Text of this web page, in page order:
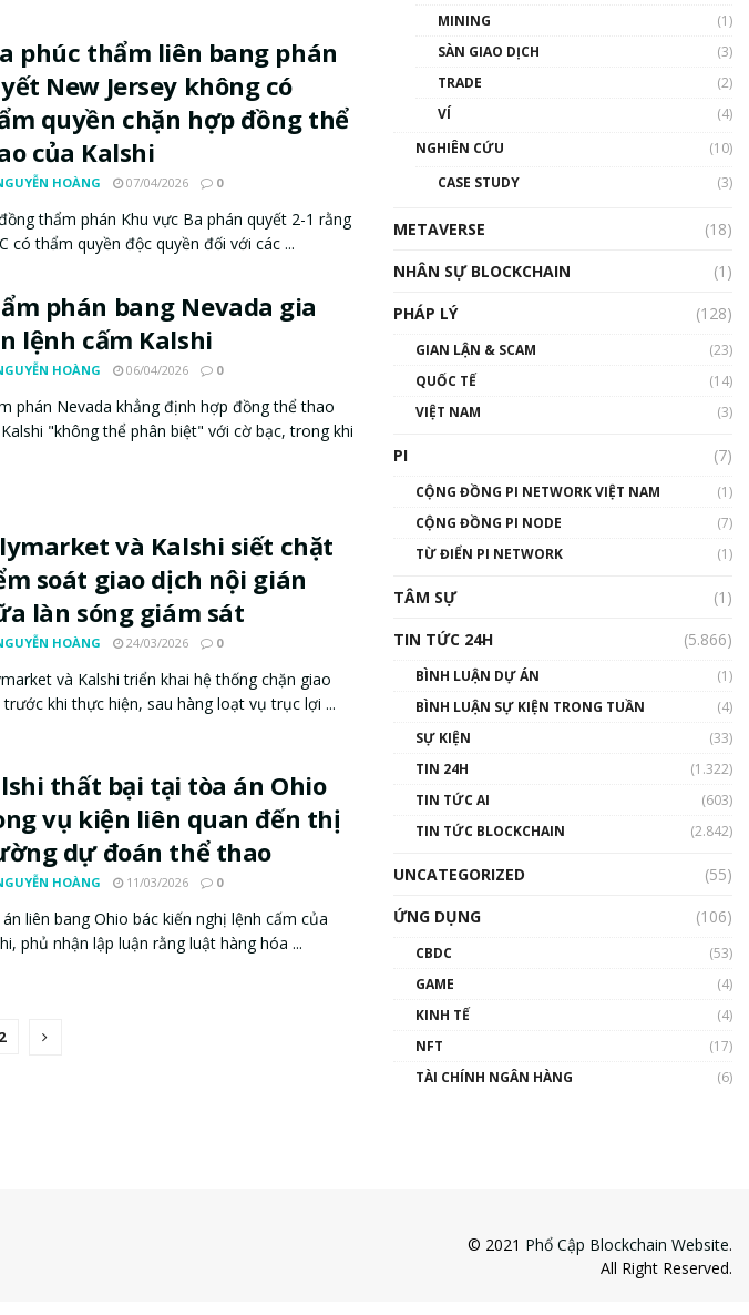
phúc thẩm liên bang phán
New Jersey không có
quyền chặn hợp đồng thể
của Kalshi
HOÀNG 07/04/2026 0
thẩm phán Khu vực Ba phán quyết 2-1 rằng
có thẩm quyền độc quyền đối với các ...
phán bang Nevada gia
lệnh cấm Kalshi
HOÀNG 06/04/2026 0
phán Nevada khẳng định hợp đồng thể thao
"không thể phân biệt" với cờ bạc, trong khi
và Kalshi siết chặt
soát giao dịch nội gián
làn sóng giám sát
HOÀNG 24/03/2026 0
và Kalshi triển khai hệ thống chặn giao
trước khi thực hiện, sau hàng loạt vụ trục lợi ...
thất bại tại tòa án Ohio
vụ kiện liên quan đến thị
dự đoán thể thao
HOÀNG 11/03/2026 0
liên bang Ohio bác kiến nghị lệnh cấm của
phủ nhận lập luận rằng luật hàng hóa ...
2
MINING
(1)
SÀN GIAO DỊCH
(3)
TRADE
(2)
VÍ
(4)
NGHIÊN CỨU
(10)
CASE STUDY
(3)
METAVERSE
(18)
NHÂN SỰ BLOCKCHAIN
(1)
PHÁP LÝ
(128)
GIAN LẬN & SCAM
(23)
QUỐC TẾ
(14)
VIỆT NAM
(3)
PI (7)
CỘNG ĐỒNG PI NETWORK VIỆT NAM
(1)
CỘNG ĐỒNG PI NODE
(7)
TỪ ĐIỂN PI NETWORK
(1)
TÂM SỰ
(1)
TIN TỨC 24H
(5.866)
BÌNH LUẬN DỰ ÁN
(1)
BÌNH LUẬN SỰ KIỆN TRONG TUẦN
(4)
SỰ KIỆN
(33)
TIN 24H
(1.322)
TIN TỨC AI
(603)
TIN TỨC BLOCKCHAIN
(2.842)
UNCATEGORIZED
(55)
ỨNG DỤNG
(106)
CBDC
(53)
GAME
(4)
KINH TẾ
(4)
NFT
(17)
TÀI CHÍNH NGÂN HÀNG
(6)
© 2021 Phổ Cập Blockchain Website.
All Right Reserved.